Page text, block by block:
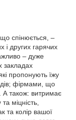
що спінюється, –
і других гарячих
– дуже
закладах
пропонують їжу
фірмами, що
А також: витримає
міцність,
та колір вашої